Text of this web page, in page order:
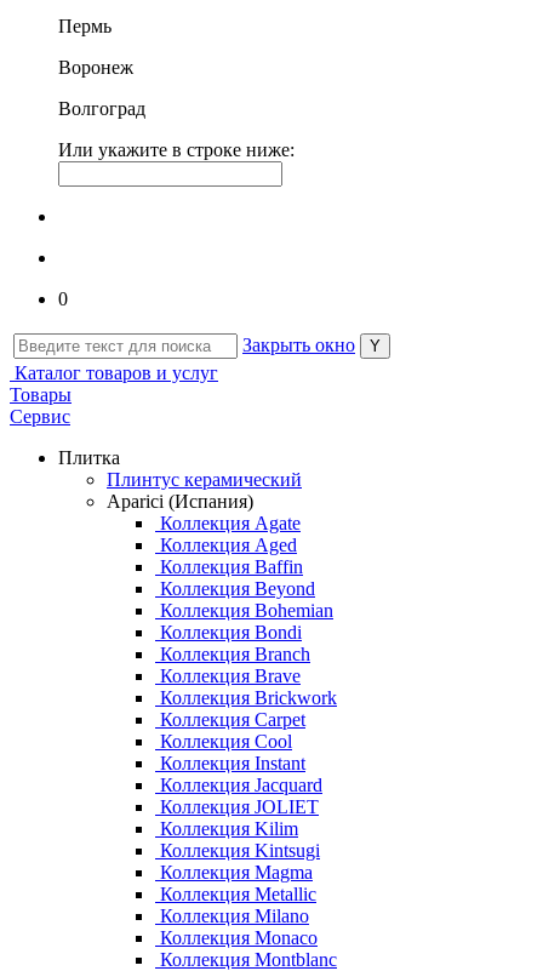
Пермь
Воронеж
Волгоград
Или укажите в строке ниже:
0
Закрыть окно
Каталог товаров и услуг
Товары
Сервис
Плитка
Плинтус керамический
Aparici (Испания)
Коллекция Agate
Коллекция Aged
Коллекция Baffin
Коллекция Beyond
Коллекция Bohemian
Коллекция Bondi
Коллекция Branch
Коллекция Brave
Коллекция Brickwork
Коллекция Carpet
Коллекция Cool
Коллекция Instant
Коллекция Jacquard
Коллекция JOLIET
Коллекция Kilim
Коллекция Kintsugi
Коллекция Magma
Коллекция Metallic
Коллекция Milano
Коллекция Monaco
Коллекция Montblanc